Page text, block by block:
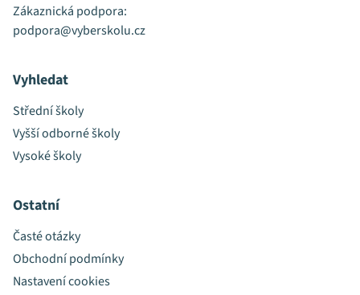
Zákaznická podpora:
podpora@vyberskolu.cz
Vyhledat
Střední školy
Vyšší odborné školy
Vysoké školy
Ostatní
Časté otázky
Obchodní podmínky
Nastavení cookies